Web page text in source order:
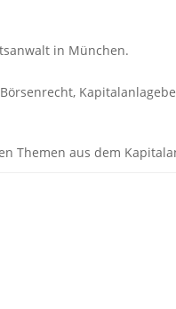
in München.
Themen aus dem